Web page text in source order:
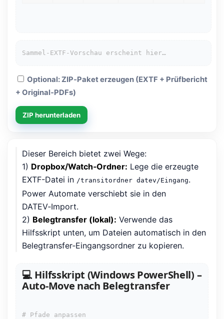
Sammel‑EXTF‑Vorschau erscheint hier…
Optional: ZIP‑Paket erzeugen (EXTF + Prüfbericht
+ Original‑PDFs)
ZIP herunterladen
Dieser Bereich bietet zwei Wege:
1) Dropbox/Watch‑Ordner: Lege die erzeugte
EXTF-Datei in /transitordner datev/Eingang.
Power Automate verschiebt sie in den
DATEV‑Import.
2) Belegtransfer (lokal): Verwende das
Hilfsskript unten, um Dateien automatisch in den
Belegtransfer‑Eingangsordner zu kopieren.
💻 Hilfsskript (Windows PowerShell) –
Auto‑Move nach Belegtransfer
# Pfade anpassen